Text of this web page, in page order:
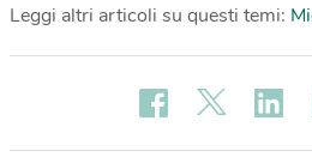
Leggi altri articoli su questi temi: